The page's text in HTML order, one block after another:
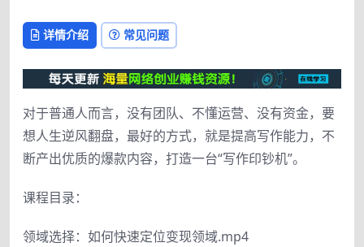
详情介绍 常见问题
对于普通人而言，没有团队、不懂运营、没有资金，要
想人生逆风翻盘，最好的方式，就是提高写作能力，不
断产出优质的爆款内容，打造一台“写作印钞机”。
课程目录：
领域选择：如何快速定位变现领域.mp4